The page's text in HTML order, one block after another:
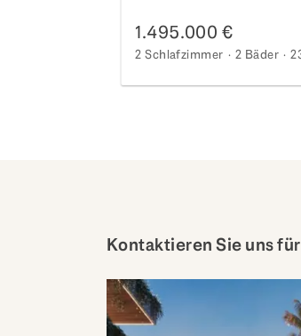
1.495.000 €
2 Schlafzimmer 2 Bäder
Kontaktieren Sie uns